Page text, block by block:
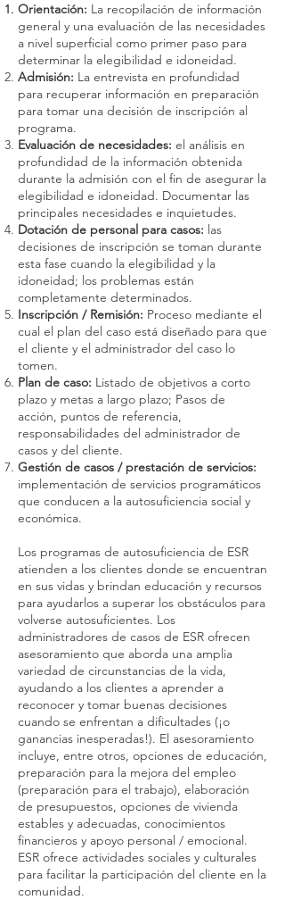
Orientación: La recopilación de información
general y una evaluación de las necesidades
a nivel superficial como primer paso para
determinar la elegibilidad e idoneidad.
Admisión: La entrevista en profundidad
para recuperar información en preparación
para tomar una decisión de inscripción al
programa.
Evaluación de necesidades: el análisis en
profundidad de la información obtenida
durante la admisión con el fin de asegurar la
elegibilidad e idoneidad. Documentar las
principales necesidades e inquietudes.
Dotación de personal para casos: las
decisiones de inscripción se toman durante
esta fase cuando la elegibilidad y la
idoneidad; los problemas están
completamente determinados.
Inscripción / Remisión: Proceso mediante el
cual el plan del caso está diseñado para que
el cliente y el administrador del caso lo
tomen.
Plan de caso: Listado de objetivos a corto
plazo y metas a largo plazo; Pasos de
acción, puntos de referencia,
responsabilidades del administrador de
casos y del cliente.
Gestión de casos / prestación de servicios:
implementación de servicios programáticos
que conducen a la autosuficiencia social y
económica.
Los programas de autosuficiencia de ESR
atienden a los clientes donde se encuentran
en sus vidas y brindan educación y recursos
para ayudarlos a superar los obstáculos para
volverse autosuficientes. Los
administradores de casos de ESR ofrecen
asesoramiento que aborda una amplia
variedad de circunstancias de la vida,
ayudando a los clientes a aprender a
reconocer y tomar buenas decisiones
cuando se enfrentan a dificultades (¡o
ganancias inesperadas!). El asesoramiento
incluye, entre otros, opciones de educación,
preparación para la mejora del empleo
(preparación para el trabajo), elaboración
de presupuestos, opciones de vivienda
estables y adecuadas, conocimientos
financieros y apoyo personal / emocional.
ESR ofrece actividades sociales y culturales
para facilitar la participación del cliente en la
comunidad.